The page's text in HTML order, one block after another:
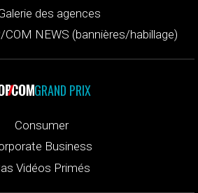
des agences
NEWS (bannières/habillage)
GRAND PRIX
Consumer
Business
Vidéos Primés